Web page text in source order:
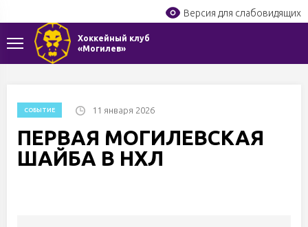
Версия для слабовидящих
Хоккейный клуб
«Могилев»
СОБЫТИЕ 11 января 2026
ПЕРВАЯ МОГИЛЕВСКАЯ
ШАЙБА В НХЛ